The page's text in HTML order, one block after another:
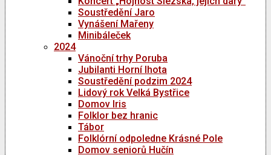
Soustředění Jaro
Vynášení Mařeny
Minibáleček
2024
Vánoční trhy Poruba
Jubilanti Horní lhota
Soustředění podzim 2024
Lidový rok Velká Bystřice
Domov Iris
Folklor bez hranic
Tábor
Folklórní odpoledne Krásné Pole
Domov seniorů Hučín